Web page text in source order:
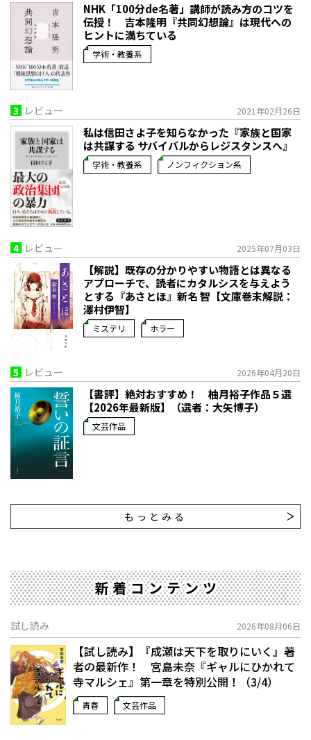
NHK「100分de名著」講師が読み方のコツを
伝授！ 吉本隆明『共同幻想論』は現代への
ヒントに満ちている
学術・教養系
3 レビュー 2021年02月26日
私は信田さよ子を知らなかった『家族と国家
は共謀する サバイバルからレジスタンスへ』
学術・教養系 ノンフィクション系
4 レビュー 2025年07月03日
【解説】既存の分かりやすい物語とは異なる
アプローチで、読者にカタルシスを与えよう
とする――『あさとほ』新名 智【文庫巻末解説：
澤村伊智】
ミステリ ホラー
5 レビュー 2026年04月20日
【書評】絶対おすすめ！ 柚月裕子作品５選
【2026年最新版】（選者：大矢博子）
文芸作品
もっとみる
新着コンテンツ
試し読み 2026年08月06日
【試し読み】『成瀬は天下を取りにいく』著
者の最新作！ 宮島未奈『ギャルにひかれて
寺マルシェ』第一章を特別公開！（3/4）
青春 文芸作品